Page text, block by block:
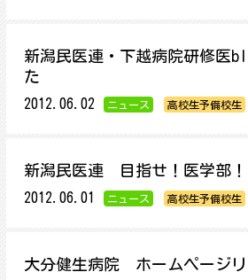
新潟民医連・下越病院研修医
た
2012.06.02 ニュース 高校生予備校生
新潟民医連 目指せ！医学部！
2012.06.01 ニュース 高校生予備校生
大分健生病院 ホームページ